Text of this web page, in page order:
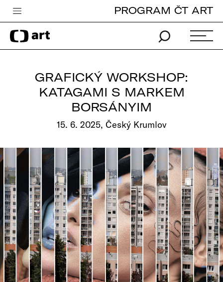
Česká televize
Zpravodajství
edu
Vše o ČT
PROGRAM ČT ART
GRAFICKÝ WORKSHOP:
KATAGAMI S MARKEM
BORSÁNYIM
15. 6. 2025, Český Krumlov